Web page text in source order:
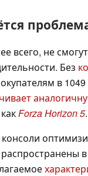
всего, не
Без
в
Forza Horizon 5.